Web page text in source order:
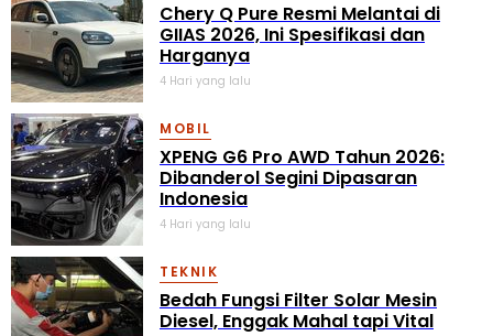
Chery Q Pure Resmi Melantai di
GIIAS 2026, Ini Spesifikasi dan
Harganya
4 Hari yang lalu
MOBIL
XPENG G6 Pro AWD Tahun 2026:
Dibanderol Segini Dipasaran
Indonesia
4 Hari yang lalu
TEKNIK
Bedah Fungsi Filter Solar Mesin
Diesel, Enggak Mahal tapi Vital